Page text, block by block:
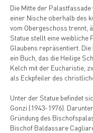
Die Mitte der
einer Nische oberhalb des
vom Obergeschoss trennt,
Statue stellt eine weibliche
Glaubens repräsentiert.
ein Buch, das die Heilige
Kelch mit der Eucharistie,
als Eckpfeiler des
Unter der Statue befindet
Gonzi (1943-1976).
Gründung des
Bischof Baldassare